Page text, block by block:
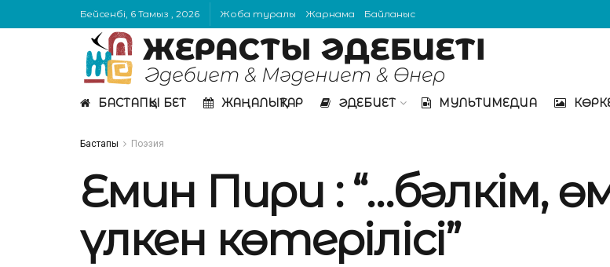
Бейсенбі, 6 Тамыз , 2026 Жоба туралы Жарнама Байланыс
БАСТАПҚЫ БЕТ ЖАҢАЛЫҚТАР ӘДЕБИЕТ МУЛЬТИМЕДИА
Бастапқы Поэзия
Емин Пири : “…бәлкім,
үлкен көтерілісі”